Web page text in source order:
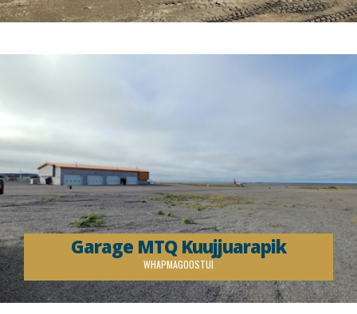
Garage MTQ Kuujjuarapik
WHAPMAGOOSTUI